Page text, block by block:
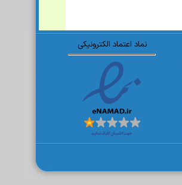
نماد اعتماد الکترونیکی